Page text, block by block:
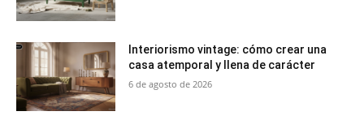
Interiorismo vintage: cómo crear una
casa atemporal y llena de carácter
6 de agosto de 2026